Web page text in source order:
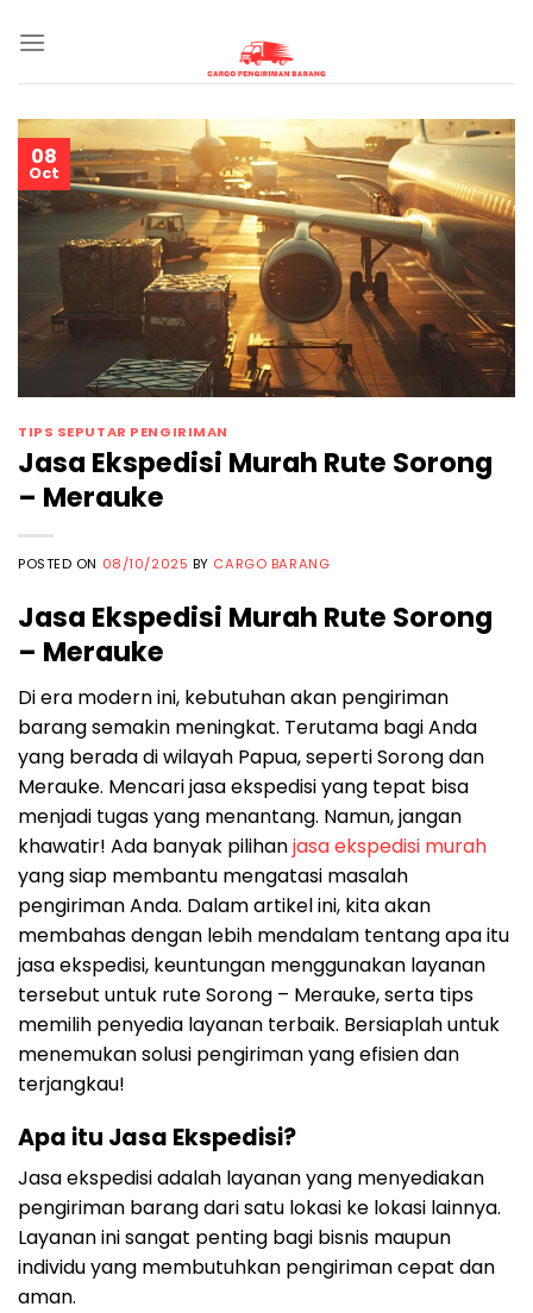
08
Oct
TIPS SEPUTAR PENGIRIMAN
Jasa Ekspedisi Murah Rute Sorong
– Merauke
POSTED ON 08/10/2025 BY CARGO BARANG
Jasa Ekspedisi Murah Rute Sorong
– Merauke
Di era modern ini, kebutuhan akan pengiriman
barang semakin meningkat. Terutama bagi Anda
yang berada di wilayah Papua, seperti Sorong dan
Merauke. Mencari jasa ekspedisi yang tepat bisa
menjadi tugas yang menantang. Namun, jangan
khawatir! Ada banyak pilihanjasa ekspedisi murah
yang siap membantu mengatasi masalah
pengiriman Anda. Dalam artikel ini, kita akan
membahas dengan lebih mendalam tentang apa itu
jasa ekspedisi, keuntungan menggunakan layanan
tersebut untuk rute Sorong – Merauke, serta tips
memilih penyedia layanan terbaik. Bersiaplah untuk
menemukan solusi pengiriman yang efisien dan
terjangkau!
Apa itu Jasa Ekspedisi?
Jasa ekspedisi adalah layanan yang menyediakan
pengiriman barang dari satu lokasi ke lokasi lainnya.
Layanan ini sangat penting bagi bisnis maupun
individu yang membutuhkan pengiriman cepat dan
aman.